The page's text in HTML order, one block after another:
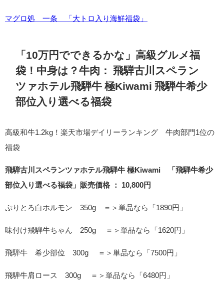
マグロ処 一条 「大トロ入り海鮮福袋」
「10万円でできるかな」高級グルメ福
袋！中身は？牛肉： 飛騨古川スペラン
ツァホテル飛騨牛 極Kiwami 飛騨牛希少
部位入り選べる福袋
高級和牛1.2kg！楽天市場デイリーランキング 牛肉部門1位の
福袋
飛騨古川スペランツァホテル飛騨牛 極Kiwami 「飛騨牛希少
部位入り選べる福袋」販売価格 ： 10,800円
ぷりとろ白ホルモン 350g ＝＞単品なら「1890円」
味付け飛騨牛ちゃん 250g ＝＞単品なら「1620円」
飛騨牛 希少部位 300g ＝＞単品なら「7500円」
飛騨牛肩ロース 300g ＝＞単品なら「6480円」